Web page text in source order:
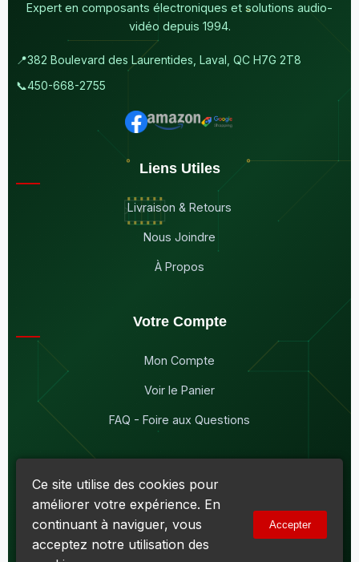
Expert en composants électroniques et solutions audio-
vidéo depuis 1994.
📍382 Boulevard des Laurentides, Laval, QC H7G 2T8
📞450-668-2755
Liens Utiles
Livraison & Retours
Nous Joindre
À Propos
Votre Compte
Mon Compte
Voir le Panier
FAQ - Foire aux Questions
© 2026Maddison Électronique Inc.
Politique de confidentialité & Cookies|
Conditions d'utilisation
Numéro d'entreprise du Québec (NEQ) :
Ce site utilise des cookies pour
améliorer votre expérience. En
continuant à naviguer, vous
acceptez notre utilisation des
Accepter